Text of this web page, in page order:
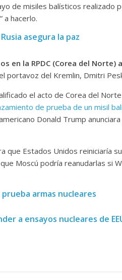
de misiles balísticos realizado
a hacerlo.
asegura la paz
en la RPDC (Corea del Norte)
portavoz del Kremlin, Dmitri
el acto de Corea del
de prueba de un misil
Donald Trump
Estados Unidos reiniciaría
Moscú podría reanudarlas si
prueba armas nucleares
a ensayos nucleares de